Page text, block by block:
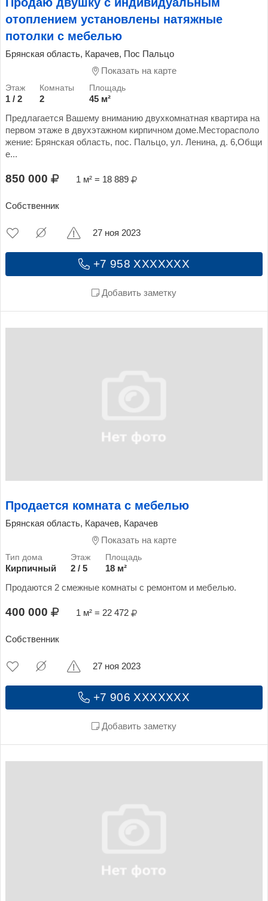
отоплением установлены натяжные
потолки с мебелью
Брянская область, Карачев, Пос Пальцо
Показать на карте
1 / 2 2
45 м²
Предлагается Вашему вниманию двухкомнатная квартира на
первом этаже в двухэтажном​ кирпичном доме.Месторасполо
жение: Брянская область, пос. Пальцо, ул. Ленина, д. 6,Общи
е...
850 000 1 м² = 18 889
Собственник
+7 958 XXXXXXX
Добавить заметку
27 ноя 2023
Продается комната с мебелью
Брянская область, Карачев, Карачев
Показать на карте
Кирпичный 2 / 5
18 м²
Продаются 2 смежные комнаты с ремонтом и мебелью.
400 000 1 м² = 22 472
Собственник
+7 906 XXXXXXX
Добавить заметку
27 ноя 2023